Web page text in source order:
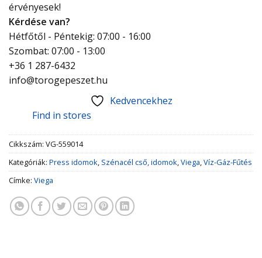
érvényesek!
Kérdése van?
Hétfőtől - Péntekig: 07:00 - 16:00
Szombat: 07:00 - 13:00
+36 1 287-6432
info@torogepeszet.hu
Kedvencekhez
Find in stores
Cikkszám: VG-559014
Kategóriák: Press idomok, Szénacél cső, idomok,Viega,Víz-Gáz-Fűtés
Címke: Viega